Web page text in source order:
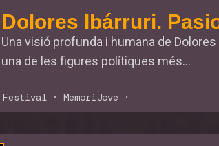
Dolores Ibárruri.
Una visió profunda i humana de
una de les figures polítiques més...
Festival · MemoriJove ·